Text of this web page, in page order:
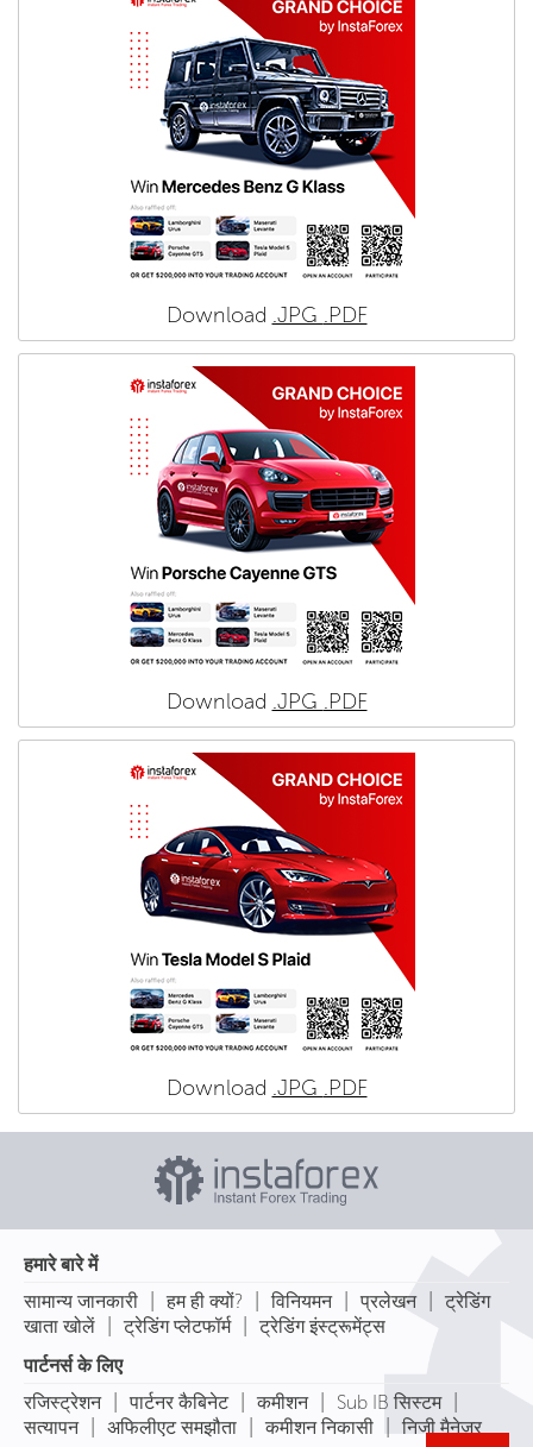
Download .JPG .PDF
Download .JPG .PDF
Download .JPG .PDF
हमारे बारे में
सामान्य जानकारी | हम ही क्यों? | विनियमन | प्रलेखन | ट्रेडिंग
खाता खोलें | ट्रेडिंग प्लेटफॉर्म | ट्रेडिंग इंस्ट्रूमेंट्स
पार्टनर्स के लिए
रजिस्ट्रेशन | पार्टनर कैबिनेट | कमीशन | Sub IB सिस्टम |
सत्यापन | अफिलीएट समझौता | कमीशन निकासी | निजी मैनेजर